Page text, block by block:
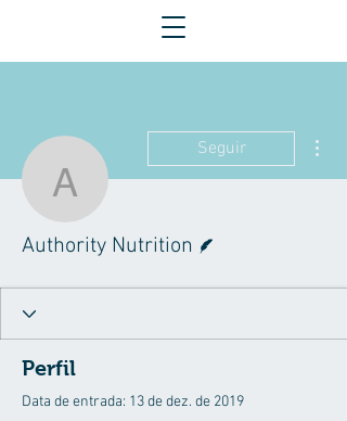
Authority
Seguir
Authority Nutrition
Perfil
Data de entrada: 13 de dez. de 2019